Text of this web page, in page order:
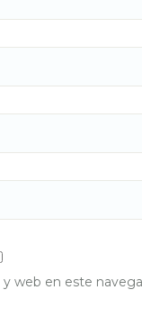
web en este